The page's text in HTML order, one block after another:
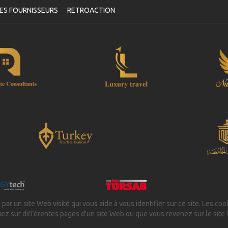
dates en remplissant un formulaire de confirmation de rendez-
Votre Santé est Notre Priorité !
FOURNISSEURS RETROACTION
un site Web visité qui vous aide à vous identifier sur ce site. Les
sur différentes pages d'un site Web ou que vous revenez sur le site